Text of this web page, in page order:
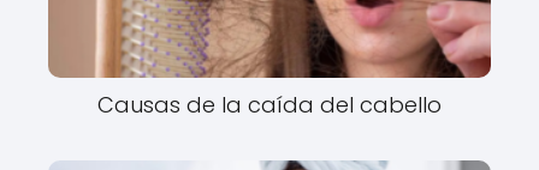
Causas de la caída del cabello